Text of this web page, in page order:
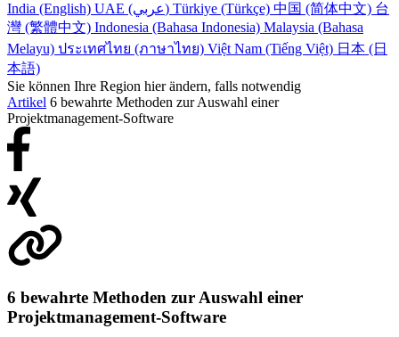
India (English)
UAE (عربي) Türkiye (Türkçe) 中国 (简体中文) 台
灣 (繁體中文) Indonesia (Bahasa Indonesia) Malaysia (Bahasa
Melayu) ประเทศไทย (ภาษาไทย) Việt Nam (Tiếng Việt) 日本 (日
本語)
Sie können Ihre Region hier ändern, falls notwendig
Artikel 6 bewahrte Methoden zur Auswahl einer
Projektmanagement-Software
6 bewahrte Methoden zur Auswahl einer
Projektmanagement-Software